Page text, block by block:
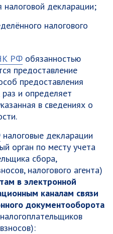
налоговой декларации;
налогового
РФ обязанностью
предоставление
предоставления
и определяет
в сведениях о
налоговые декларации
орган по месту учета
сбора,
налогового агента)
в электронной
каналам связи
документооборота